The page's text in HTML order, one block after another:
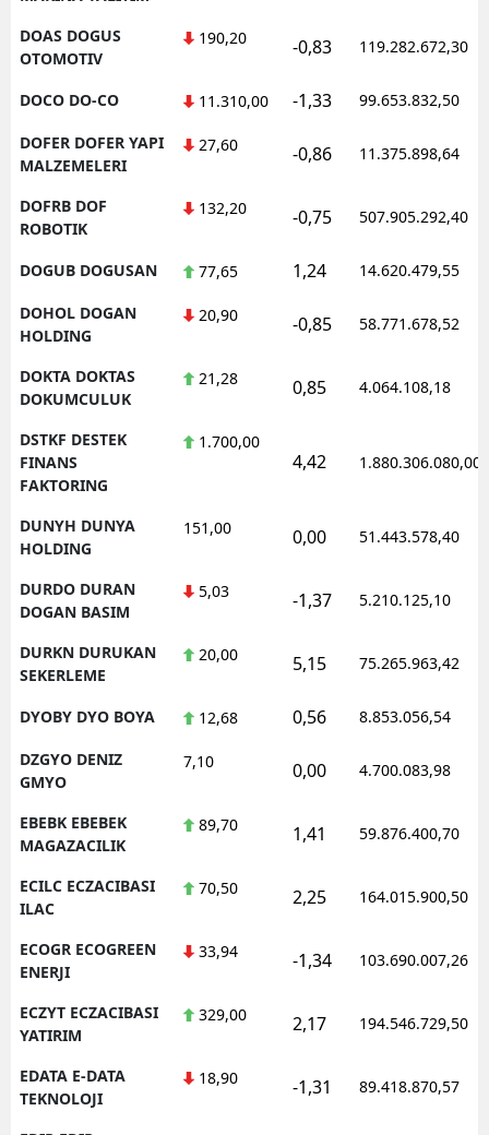
DOAS DOGUS
OTOMOTIV
190,20 -0,83 119.282.672,30
DOCO DO-CO 11.310,00 -1,33 99.653.832,50
DOFER DOFER YAPI
MALZEMELERI
27,60 -0,86 11.375.898,64
DOFRB DOF
ROBOTIK
132,20 -0,75 507.905.292,40
DOGUB DOGUSAN 77,65 1,24 14.620.479,55
DOHOL DOGAN
HOLDING
20,90 -0,85 58.771.678,52
DOKTA DOKTAS
DOKUMCULUK
21,28 0,85 4.064.108,18
DSTKF DESTEK
FINANS
FAKTORING
1.700,00
4,42 1.880.306.080,00
DUNYH DUNYA
HOLDING
151,00 0,00 51.443.578,40
DURDO DURAN
DOGAN BASIM
5,03 -1,37 5.210.125,10
DURKN DURUKAN
SEKERLEME
20,00 5,15 75.265.963,42
DYOBY DYO BOYA 12,68 0,56 8.853.056,54
DZGYO DENIZ
GMYO
7,10 0,00 4.700.083,98
EBEBK EBEBEK
MAGAZACILIK
89,70 1,41 59.876.400,70
ECILC ECZACIBASI
ILAC
70,50 2,25 164.015.900,50
ECOGR ECOGREEN
ENERJI
33,94 -1,34 103.690.007,26
ECZYT ECZACIBASI
YATIRIM
329,00 2,17 194.546.729,50
EDATA E-DATA
TEKNOLOJI
18,90 -1,31 89.418.870,57